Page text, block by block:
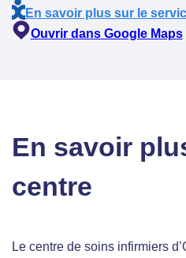
En savoir plus sur le
Ouvrir dans Google Maps
En savoir
centre
Le centre de soins infirmiers